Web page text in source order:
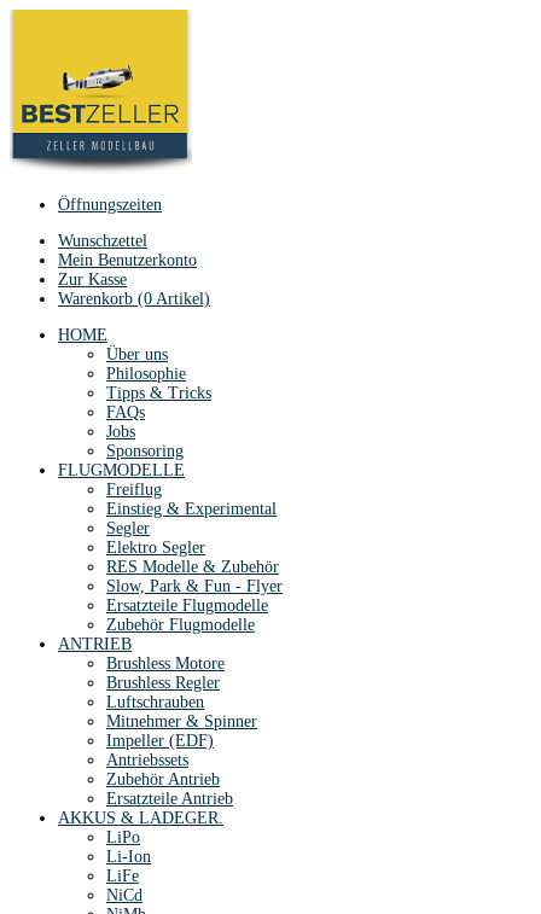
Öffnungszeiten
Wunschzettel
Mein Benutzerkonto
Zur Kasse
Warenkorb (0 Artikel)
HOME
Über uns
Philosophie
Tipps & Tricks
FAQs
Jobs
Sponsoring
FLUGMODELLE
Freiflug
Einstieg & Experimental
Segler
Elektro Segler
RES Modelle & Zubehör
Slow, Park & Fun - Flyer
Ersatzteile Flugmodelle
Zubehör Flugmodelle
ANTRIEB
Brushless Motore
Brushless Regler
Luftschrauben
Mitnehmer & Spinner
Impeller (EDF)
Antriebssets
Zubehör Antrieb
Ersatzteile Antrieb
AKKUS & LADEGER.
LiPo
Li-Ion
LiFe
NiCd